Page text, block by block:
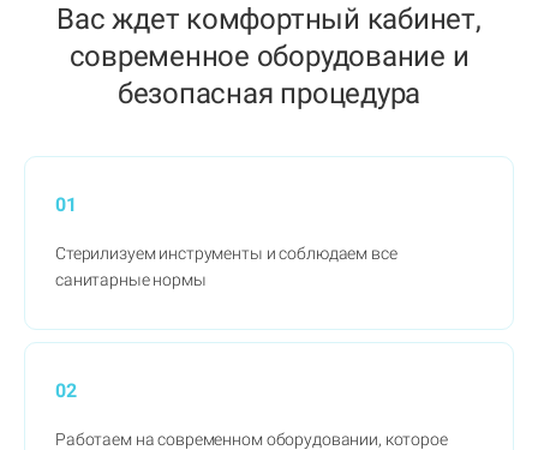
Вас ждет комфортный кабинет,
современное оборудование и
безопасная процедура
01
Стерилизуем инструменты и соблюдаем все
санитарные нормы
02
Работаем на современном оборудовании, которое